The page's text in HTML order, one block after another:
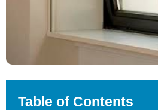
Table of Contents